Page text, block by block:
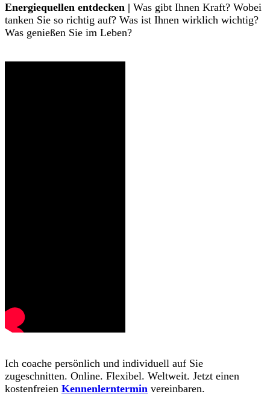
Energiequellen entdecken | Was gibt Ihnen Kraft? Wobei
tanken Sie so richtig auf? Was ist Ihnen wirklich wichtig?
Was genießen Sie im Leben?
Ich coache persönlich und individuell auf Sie
zugeschnitten. Online. Flexibel. Weltweit. Jetzt einen
kostenfreien Kennenlerntermin vereinbaren.